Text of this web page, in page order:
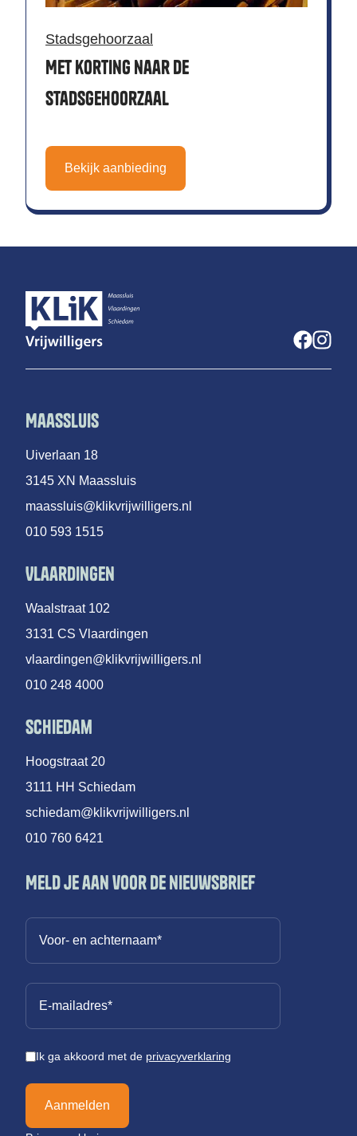
Stadsgehoorzaal
Met korting naar de
Stadsgehoorzaal
Bekijk aanbieding
Maassluis
Uiverlaan 18
3145 XN Maassluis
maassluis@klikvrijwilligers.nl
010 593 1515
Vlaardingen
Waalstraat 102
3131 CS Vlaardingen
vlaardingen@klikvrijwilligers.nl
010 248 4000
Schiedam
Hoogstraat 20
3111 HH Schiedam
schiedam@klikvrijwilligers.nl
010 760 6421
Meld je aan voor de nieuwsbrief
Ik ga akkoord met de privacyverklaring
Aanmelden